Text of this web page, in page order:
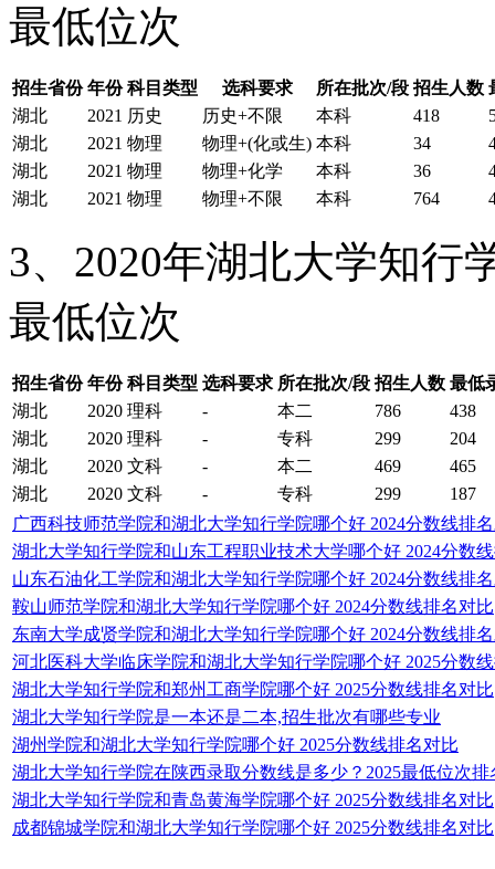
最低位次
招生省份 年份 科目类型 选科要求 所在批次/段 招生人数
湖北
2021 历史 历史+不限 本科 418
湖北
2021 物理 物理+(化或生) 本科 34
湖北
2021 物理 物理+化学 本科 36
湖北
2021 物理 物理+不限 本科 764
3、2020年湖北大学知行
最低位次
招生省份 年份 科目类型 选科要求 所在批次/段 招生人数 最低
湖北
2020 理科 - 本二 786
438
湖北
2020 理科 - 专科 299
204
湖北
2020 文科 - 本二 469
465
湖北
2020 文科 - 专科 299
187
广西科技师范学院和湖北大学知行学院哪个好 2024分数线排
湖北大学知行学院和山东工程职业技术大学哪个好 2024分数
山东石油化工学院和湖北大学知行学院哪个好 2024分数线排
鞍山师范学院和湖北大学知行学院哪个好 2024分数线排名对比
东南大学成贤学院和湖北大学知行学院哪个好 2024分数线排
河北医科大学临床学院和湖北大学知行学院哪个好 2025分数
湖北大学知行学院和郑州工商学院哪个好 2025分数线排名对比
湖北大学知行学院是一本还是二本,招生批次有哪些专业
湖州学院和湖北大学知行学院哪个好 2025分数线排名对比
湖北大学知行学院在陕西录取分数线是多少？2025最低位次排
湖北大学知行学院和青岛黄海学院哪个好 2025分数线排名对比
成都锦城学院和湖北大学知行学院哪个好 2025分数线排名对比